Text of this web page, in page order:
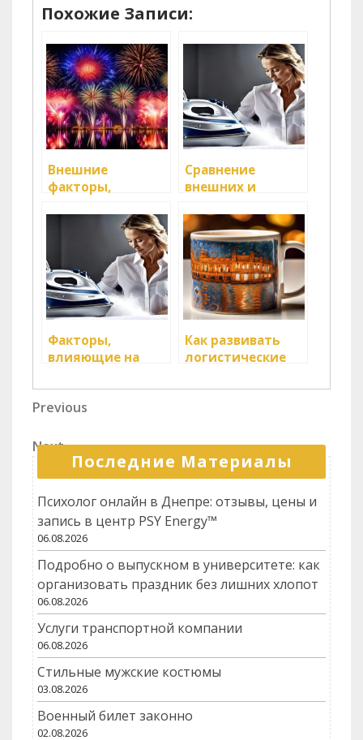
Похожие Записи:
Внешние
факторы,
доставку грузов
Сравнение
внешних и
логистических
систем
Факторы,
влияющие на
транспорта для
грузов
Как развивать
логистические
сотрудников?
Навигация
по
записям
Previous
Previous
Next
Post
Next
Последние Материалы
Психолог онлайн в Днепре: отзывы, цены и
запись в центр PSY Energy™
06.08.2026
Подробно о выпускном в университете: как
организовать праздник без лишних хлопот
06.08.2026
Услуги транспортной компании
06.08.2026
Стильные мужские костюмы
03.08.2026
Военный билет законно
02.08.2026